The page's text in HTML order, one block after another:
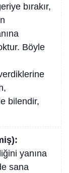
bırakır,
Böyle
bilendir,
yanına
sana